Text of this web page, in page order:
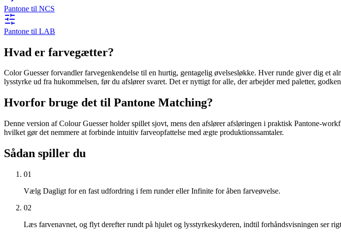
Pantone til NCS
Pantone til LAB
Hvad er farvegætter?
Color Guesser forvandler farvegenkendelse til en hurtig, gentagelig øvelsesløkke. Hver runde giver dig et
lysstyrke ud fra hukommelsen, før du afslører svaret. Det er nyttigt for alle, der arbejder med paletter,
Hvorfor bruge det til Pantone Matching?
Denne version af Colour Guesser holder spillet sjovt, mens den afslører afsløringen i praktisk Pantone-
hvilket gør det nemmere at forbinde intuitiv farveopfattelse med ægte produktionssamtaler.
Sådan spiller du
01
Vælg Dagligt for en fast udfordring i fem runder eller Infinite for åben farveøvelse.
02
Læs farvenavnet, og flyt derefter rundt på hjulet og lysstyrkeskyderen, indtil forhåndsvisningen ser